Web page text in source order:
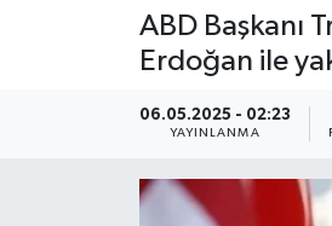
ABD Başkanı
Erdoğan ile
06.05.2025 - 02:23
YAYINLANMA